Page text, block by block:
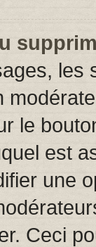
les
le
est
une
Ceci